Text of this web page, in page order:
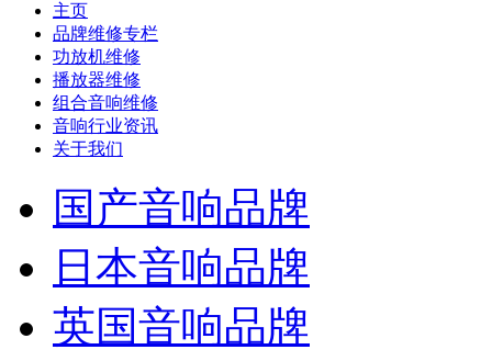
主页
品牌维修专栏
功放机维修
播放器维修
组合音响维修
音响行业资讯
关于我们
国产音响品牌
日本音响品牌
英国音响品牌